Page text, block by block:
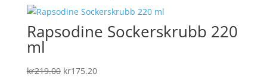
Rapsodine Sockerskrubb 220
ml
kr219.00 Det
kr175.20Det